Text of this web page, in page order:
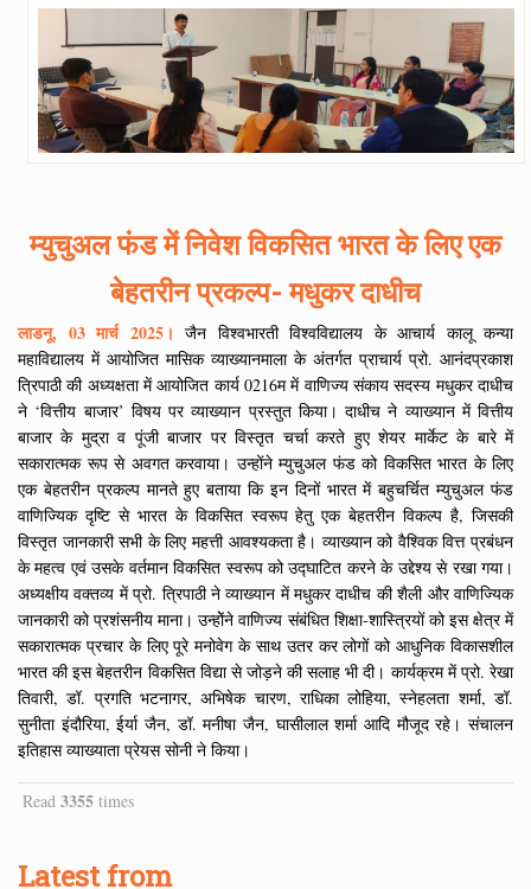
म्युचुअल फंड में निवेश विकसित भारत के लिए एक
बेहतरीन प्रकल्प- मधुकर दाधीच
लाडनू, 03 मार्च 2025। जैन विश्वभारती विश्वविद्यालय के आचार्य कालू कन्या
महाविद्यालय में आयोजित मासिक व्याख्यानमाला के अंतर्गत प्राचार्य प्रो. आनंदप्रकाश
त्रिपाठी की अध्यक्षता में आयोजित कार्य 0216म में वाणिज्य संकाय सदस्य मधुकर दाधीच
ने ‘वित्तीय बाजार’ विषय पर व्याख्यान प्रस्तुत किया। दाधीच ने व्याख्यान में वित्तीय
बाजार के मुद्रा व पूंजी बाजार पर विस्तृत चर्चा करते हुए शेयर मार्केट के बारे में
सकारात्मक रूप से अवगत करवाया। उन्होंने म्युचुअल फंड को विकसित भारत के लिए
एक बेहतरीन प्रकल्प मानते हुए बताया कि इन दिनों भारत में बहुचर्चित म्युचुअल फंड
वाणिज्यिक दृष्टि से भारत के विकसित स्वरूप हेतु एक बेहतरीन विकल्प है, जिसकी
विस्तृत जानकारी सभी के लिए महत्ती आवश्यकता है। व्याख्यान को वैश्विक वित्त प्रबंधन
के महत्व एवं उसके वर्तमान विकसित स्वरूप को उद्घाटित करने के उद्देश्य से रखा गया।
अध्यक्षीय वक्तव्य में प्रो. त्रिपाठी ने व्याख्यान में मधुकर दाधीच की शैली और वाणिज्यिक
जानकारी को प्रशंसनीय माना। उन्होेंने वाणिज्य संबंधित शिक्षा-शास्त्रियों को इस क्षेत्र में
सकारात्मक प्रचार के लिए पूरे मनोवेग के साथ उतर कर लोगों को आधुनिक विकासशील
भारत की इस बेहतरीन विकसित विद्या से जोड़ने की सलाह भी दी। कार्यक्रम में प्रो. रेखा
तिवारी, डॉ. प्रगति भटनागर, अभिषेक चारण, राधिका लोहिया, स्नेहलता शर्मा, डॉ.
सुनीता इंदौरिया, ईर्या जैन, डॉ. मनीषा जैन, घासीलाल शर्मा आदि मौजूद रहे। संचालन
इतिहास व्याख्याता प्रेयस सोनी ने किया।
Read 3355 times
Latest from